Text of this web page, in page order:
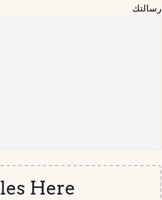
رسالتك
Here